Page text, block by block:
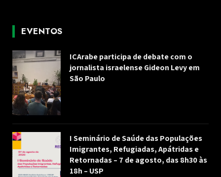
EVENTOS
ICArabe participa de debate com o
jornalista israelense Gideon Levy em
São Paulo
I Seminário de Saúde das Populações
Imigrantes, Refugiadas, Apátridas e
Retornadas – 7 de agosto, das 8h30 às
18h – USP